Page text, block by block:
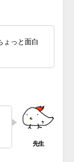
ょっと面白